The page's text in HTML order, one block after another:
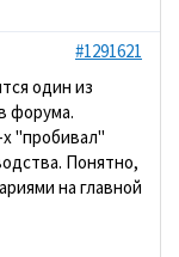
#1291621
один из
форума.
"пробивал"
Понятно,
на главной